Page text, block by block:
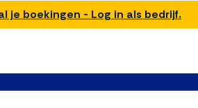
je boekingen - Log in als bedrijf.